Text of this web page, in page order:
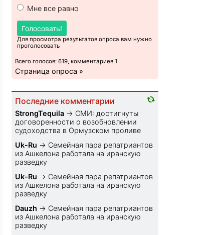
Мне все равно
Голосовать!
Для просмотра результатов опроса вам нужно
проголосовать
Всего голосов: 619, комментариев 1
Страница опроса »
Последние комментарии
StrongTequila → СМИ: достигнуты
договоренности о возобновлении
судоходства в Ормузском проливе
Uk-Ru → Семейная пара репатриантов
из Ашкелона работала на иранскую
разведку
Uk-Ru → Семейная пара репатриантов
из Ашкелона работала на иранскую
разведку
Dauzh → Семейная пара репатриантов
из Ашкелона работала на иранскую
разведку